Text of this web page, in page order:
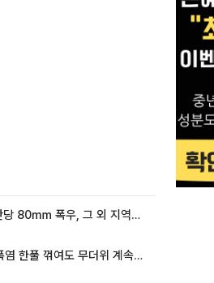
동해안은 시간당 80㎜ 폭우, 그 외 지역은 폭염…‘극과 극 날씨’
[내일 날씨] 폭염 한풀 꺾여도 무더위 계속⋯동해안 이틀 연속 비